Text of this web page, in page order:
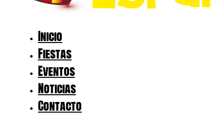
Inicio
Fiestas
Eventos
Noticias
Contacto